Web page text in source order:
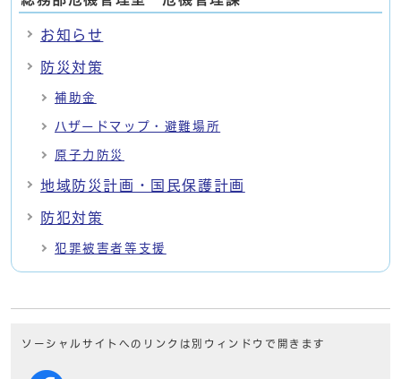
お知らせ
防災対策
補助金
ハザードマップ・避難場所
原子力防災
地域防災計画・国民保護計画
防犯対策
犯罪被害者等支援
ソーシャルサイトへのリンクは別ウィンドウで開きます